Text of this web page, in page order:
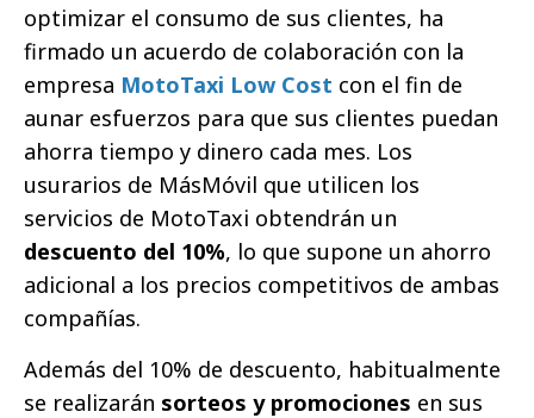
optimizar el consumo de sus clientes, ha
firmado un acuerdo de colaboración con la
empresa MotoTaxi Low Cost con el fin de
aunar esfuerzos para que sus clientes puedan
ahorra tiempo y dinero cada mes. Los
usurarios de MásMóvil que utilicen los
servicios de MotoTaxi obtendrán un
descuento del 10%, lo que supone un ahorro
adicional a los precios competitivos de ambas
compañías.
Además del 10% de descuento, habitualmente
se realizarán sorteos y promociones en sus